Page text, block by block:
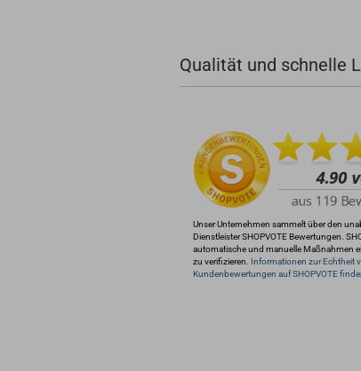
Qualität und schnelle
Unser Unternehmen sammelt über den
Dienstleister SHOPVOTE Bewertungen.
automatische und manuelle Maßnahmen
zu verifizieren. Informationen zur Echtheit
Kundenbewertungen auf SHOPVOTE